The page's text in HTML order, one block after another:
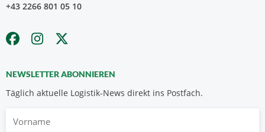
+43 2266 801 05 10
NEWSLETTER ABONNIEREN
Täglich aktuelle Logistik-News direkt ins Postfach.
Vorname